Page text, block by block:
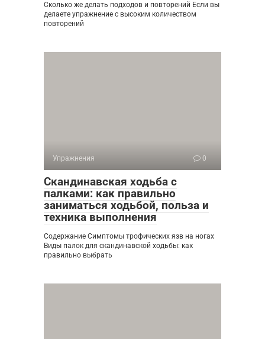
Сколько же делать подходов и повторений Если вы
делаете упражнение с высоким количеством
повторений
Упражнения 0
Скандинавская ходьба с
палками: как правильно
заниматься ходьбой, польза и
техника выполнения
Содержание Симптомы трофических язв на ногах
Виды палок для скандинавской ходьбы: как
правильно выбрать